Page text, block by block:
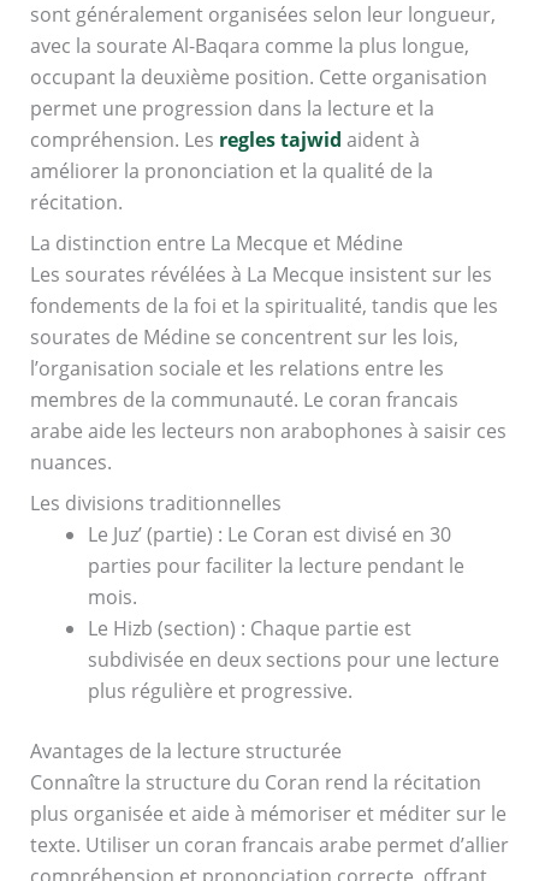
sont généralement organisées selon leur longueur,
avec la sourate Al-Baqara comme la plus longue,
occupant la deuxième position. Cette organisation
permet une progression dans la lecture et la
compréhension. Les regles tajwid aident à
améliorer la prononciation et la qualité de la
récitation.
La distinction entre La Mecque et Médine
Les sourates révélées à La Mecque insistent sur les
fondements de la foi et la spiritualité, tandis que les
sourates de Médine se concentrent sur les lois,
l’organisation sociale et les relations entre les
membres de la communauté. Le coran francais
arabe aide les lecteurs non arabophones à saisir ces
nuances.
Les divisions traditionnelles
Le Juz’ (partie) : Le Coran est divisé en 30
parties pour faciliter la lecture pendant le
mois.
Le Hizb (section) : Chaque partie est
subdivisée en deux sections pour une lecture
plus régulière et progressive.
Avantages de la lecture structurée
Connaître la structure du Coran rend la récitation
plus organisée et aide à mémoriser et méditer sur le
texte. Utiliser un coran francais arabe permet d’allier